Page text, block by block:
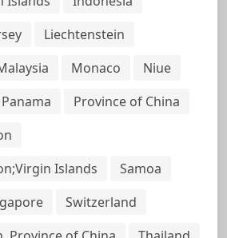
Liechtenstein
Monaco
Niue
Panama
Province of China
Islands
Samoa
Switzerland